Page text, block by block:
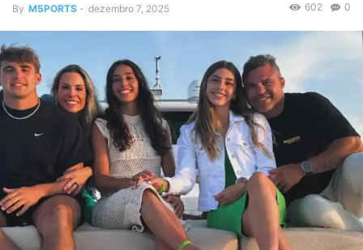
By M5PORTS - dezembro 7, 2025 0
602